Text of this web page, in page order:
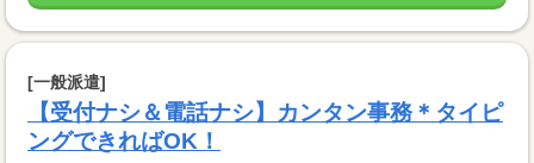
[一般派遣]
【受付ナシ＆電話ナシ】カンタン事務＊タイピ
ングできればOK！